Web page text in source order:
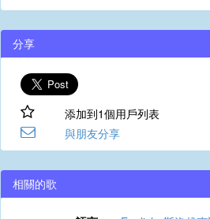
分享
添加到1個用戶列表
與朋友分享
相關的歌